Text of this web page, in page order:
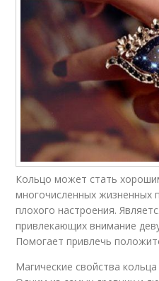
Кольцо может стать
многочисленных жизненных
плохого настроения.
привлекающих внимание
Помогает привлечь
Магические свойства кольца